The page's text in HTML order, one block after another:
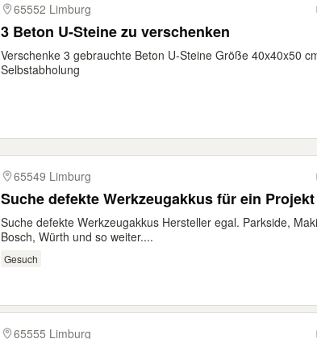
65552 Limburg
3 Beton U-Steine zu verschenken
Verschenke 3 gebrauchte Beton U-Steine Größe 40x40x50
Selbstabholung
65549 Limburg
Suche defekte Werkzeugakkus für ein Projekt
Suche defekte Werkzeugakkus Hersteller egal. Parkside,
Bosch, Würth und so weiter....
Gesuch
65555 Limburg